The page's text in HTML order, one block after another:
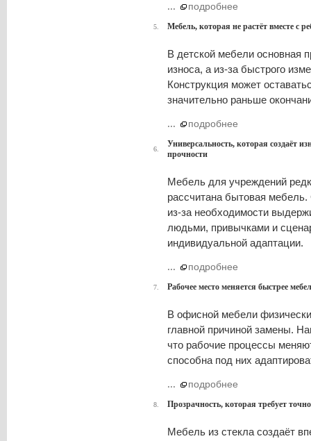
... подробнее
5. Мебель, которая не растёт вместе с
В детской мебели основная
износа, а из-за быстрого
Конструкция может
значительно раньше
... подробнее
6.
Универсальность, которая создаёт
прочности
Мебель для учреждений
рассчитана бытовая мебель.
из-за необходимости
людьми, привычками и
индивидуальной адаптации.
... подробнее
7. Рабочее место меняется быстрее
В офисной мебели
главной причиной замены.
что рабочие процессы
способна под них
... подробнее
8. Прозрачность, которая требует
Мебель из стекла создаёт